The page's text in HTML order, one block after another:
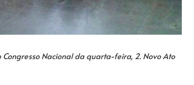
Nacional da quarta-feira, 2. Novo Ato